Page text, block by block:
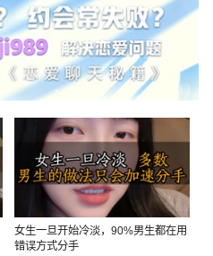
女生一旦开始冷淡，90%男生都在用
错误方式分手